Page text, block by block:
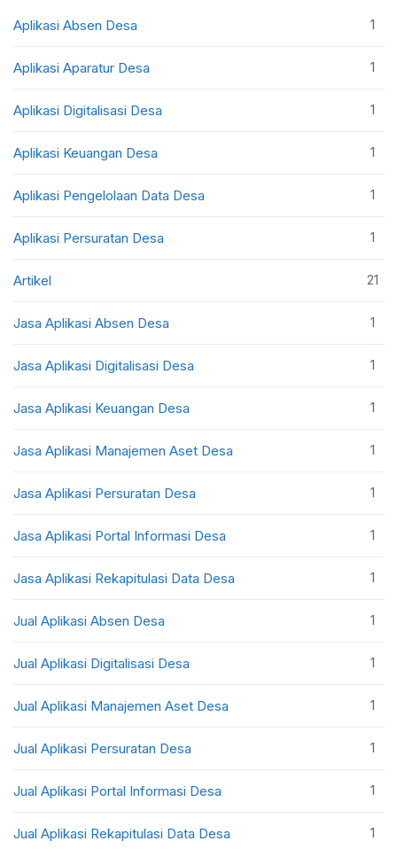
Aplikasi Absen Desa 1
Aplikasi Aparatur Desa 1
Aplikasi Digitalisasi Desa 1
Aplikasi Keuangan Desa 1
Aplikasi Pengelolaan Data Desa 1
Aplikasi Persuratan Desa 1
Artikel 21
Jasa Aplikasi Absen Desa 1
Jasa Aplikasi Digitalisasi Desa 1
Jasa Aplikasi Keuangan Desa 1
Jasa Aplikasi Manajemen Aset Desa 1
Jasa Aplikasi Persuratan Desa 1
Jasa Aplikasi Portal Informasi Desa 1
Jasa Aplikasi Rekapitulasi Data Desa 1
Jual Aplikasi Absen Desa 1
Jual Aplikasi Digitalisasi Desa 1
Jual Aplikasi Manajemen Aset Desa 1
Jual Aplikasi Persuratan Desa 1
Jual Aplikasi Portal Informasi Desa 1
Jual Aplikasi Rekapitulasi Data Desa 1